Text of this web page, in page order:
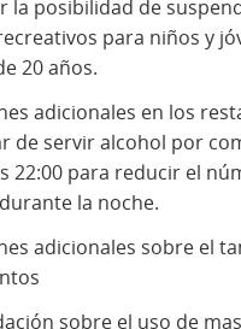
la posibilidad de
para niños y
20 años.
adicionales en los
de servir alcohol por
22:00 para reducir el
la noche.
adicionales sobre el
sobre el uso de